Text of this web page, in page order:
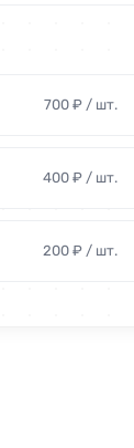
700 ₽ / шт.
400 ₽ / шт.
200 ₽ / шт.